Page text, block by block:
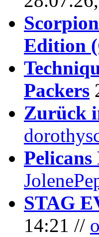
Edition
Packers
Zurück
Pelicans
STAG
14:21 //